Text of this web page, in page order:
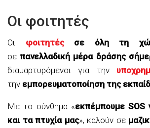
Οι φοιτητές
Οι φοιτητές σε όλη τη
σεπανελλαδική μέρα δράσης
διαμαρτυρόμενοι για την
την εμπορευματοποίηση της
Με το σύνθημα «εκπέμπουμε SOS
και τα πτυχία μας», καλούν σε